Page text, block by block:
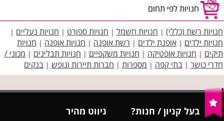
חנויות לפי תחום
חנויות רשת (כללי) | חנויות חשמל | חנויות ספורט | חנויות נעליים |
חנויות ילדים | אופנת ילדים | רשת אופנה | חנויות אופנה | חנויות
תיקים | חנויות אופטיקה | חנויות משקפיים | חנויות תבלינים | מכוני /
חדרי כושר | בתי קפה | מספרות | חברות תיירות ונופש | בנקים
בעל קניון / חנות?
ניווט מהיר